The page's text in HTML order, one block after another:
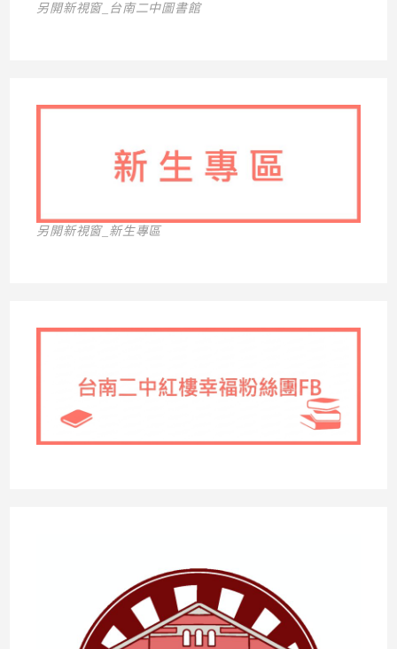
另開新視窗_台南二中圖書館
另開新視窗_新生專區